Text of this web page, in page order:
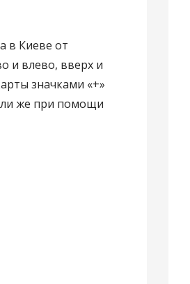
в Киеве от
и влево, вверх и
значками «+»
же при помощи